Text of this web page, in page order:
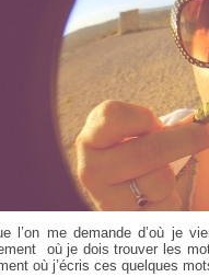
l’on me demande d’où je
où je dois trouver les
où j’écris ces quelques